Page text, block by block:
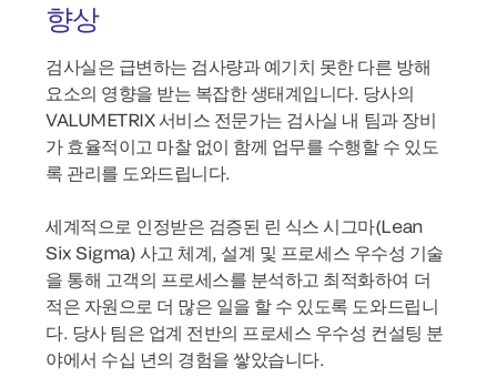
향상
검사실은 급변하는 검사량과 예기치 못한 다른 방해
요소의 영향을 받는 복잡한 생태계입니다. 당사의
VALUMETRIX 서비스 전문가는 검사실 내 팀과 장비
가 효율적이고 마찰 없이 함께 업무를 수행할 수 있도
록 관리를 도와드립니다.
세계적으로 인정받은 검증된 린 식스 시그마(Lean
Six Sigma) 사고 체계, 설계 및 프로세스 우수성 기술
을 통해 고객의 프로세스를 분석하고 최적화하여 더
적은 자원으로 더 많은 일을 할 수 있도록 도와드립니
다. 당사 팀은 업계 전반의 프로세스 우수성 컨설팅 분
야에서 수십 년의 경험을 쌓았습니다.